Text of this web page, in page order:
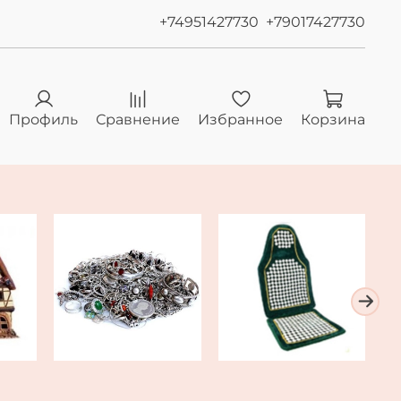
+74951427730 +79017427730
Профиль Сравнение Избранное Корзина